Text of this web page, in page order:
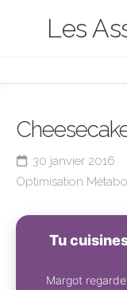
Les
30 janvier 2016
Optimisation
Tu
Margot